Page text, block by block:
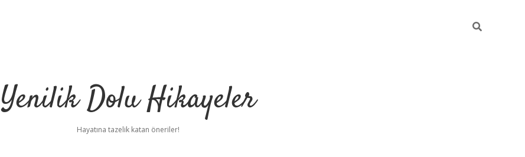
Yenilik Dolu Hikayeler
Hayatına tazelik katan öneriler!